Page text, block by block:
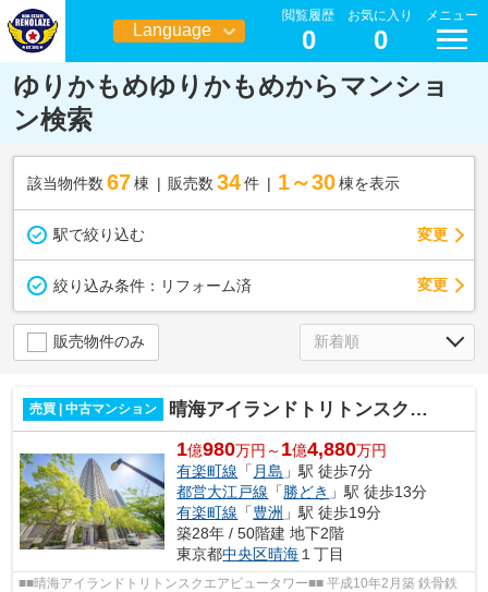
Language
日本語
閲覧履歴
0
お気に入り
0
メニュー
ゆりかもめゆりかもめからマンショ
ン検索
該当物件数 67棟 販売数 34 件 1～30 棟を表示
駅で絞り込む 変更
絞り込み条件： リフォーム済 変更
販売物件のみ
売買 | 中古マンション 晴海アイランドトリトンスクエアビュータワー
1億980万円～ 1億4,880万円
有楽町線 「 月島 」駅 徒歩7分
都営大江戸線 「 勝どき 」駅 徒歩13分
有楽町線 「豊洲 」駅 徒歩19分
築28年 / 50階建 地下2階
東京都中央区晴海 １丁目
■■晴海アイランドトリトンスクエアビュータワー■■ 平成10年2月築 鉄骨鉄